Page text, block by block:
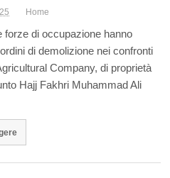
Home
forze di occupazione hanno
di demolizione nei confronti
Company, di proprietà
Hajj Fakhri Muhammad Ali